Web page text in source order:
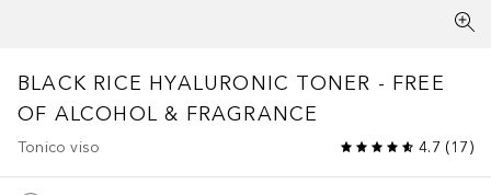
BLACK RICE HYALURONIC TONER - FREE
OF ALCOHOL & FRAGRANCE
Tonico viso 4.7 (17)